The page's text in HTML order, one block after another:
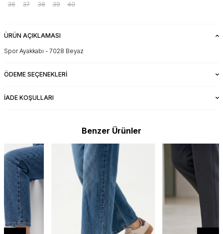
36 37 38 39 40
ÜRÜN AÇIKLAMASI
Spor Ayakkabı - 7028 Beyaz
ÖDEME SEÇENEKLERI
İADE KOŞULLARI
Benzer Ürünler